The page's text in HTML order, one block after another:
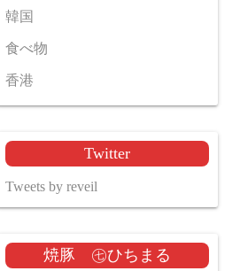
韓国
食べ物
香港
Twitter
Tweets by reveil
焼豚 ㊆ひちまる